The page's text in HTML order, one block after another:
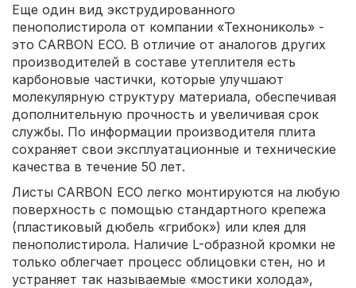
Еще один вид экструдированного
пенополистирола от компании «Технониколь» -
это CARBON ECO. В отличие от аналогов других
производителей в составе утеплителя есть
карбоновые частички, которые улучшают
молекулярную структуру материала, обеспечивая
дополнительную прочность и увеличивая срок
службы. По информации производителя плита
сохраняет свои эксплуатационные и технические
качества в течение 50 лет.
Листы CARBON ECO легко монтируются на любую
поверхность с помощью стандартного крепежа
(пластиковый дюбель «грибок») или клея для
пенополистирола. Наличие L-образной кромки не
только облегчает процесс облицовки стен, но и
устраняет так называемые «мостики холода»,